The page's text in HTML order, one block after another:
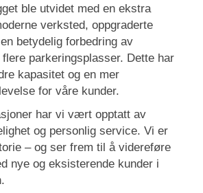
ble utvidet med en ekstra
verksted, oppgraderte
betydelig forbedring av
parkeringsplasser. Dette har
kapasitet og en mer
for våre kunder.
har vi vært opptatt av
og personlig service. Vi er
– og ser frem til å videreføre
nye og eksisterende kunder i